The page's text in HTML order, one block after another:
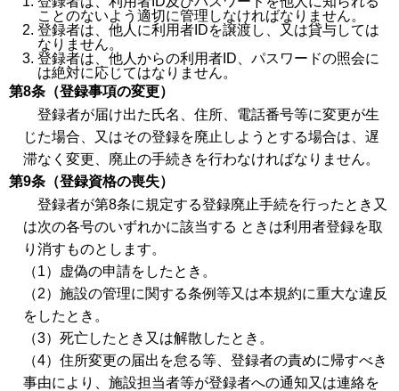
ことのないよう適切に管理しなければなりません。
登録者は、他人に利用者IDを譲渡し、又は貸与しては
なりません。
登録者は、他人からの利用者ID、パスワードの照会に
は絶対に応じてはなりません。
第8条（登録事項の変更）
登録者が届け出た氏名、住所、電話番号等に変更が生
じた場合、又はその登録を廃止しようとする場合は、遅
滞なく変更、廃止の手続きを行わなければなりません。
第9条（登録資格の喪失）
登録者が第8条に規定する登録廃止手続を行ったとき又
は次の各号のいずれかに該当する ときは利用者登録を取
り消すものとします。
（1）虚偽の申請をしたとき。
（2）施設の管理に関する条例等又は本規約に重大な違反
をしたとき。
（3）死亡したとき又は解散したとき。
（4）住所変更の届出を怠る等、登録者の責めに帰すべき
事由により、施設担当者等が登録者への通知又は連絡を